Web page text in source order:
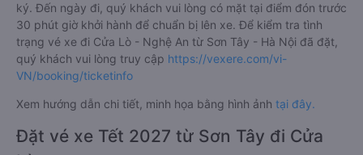
ký. Đến ngày đi, quý khách vui lòng có mặt tại điểm đón trước
30 phút giờ khởi hành để chuẩn bị lên xe. Để kiểm tra tình
trạng vé xe đi Cửa Lò - Nghệ An từ Sơn Tây - Hà Nội đã đặt,
quý khách vui lòng truy cập https://vexere.com/vi-
VN/booking/ticketinfo
Xem hướng dẫn chi tiết, minh họa bằng hình ảnh tại đây.
Đặt vé xe Tết 2027 từ Sơn Tây đi Cửa